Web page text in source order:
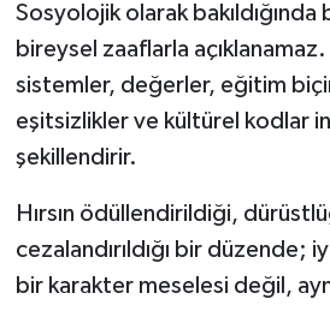
Sosyolojik olarak
bireysel zaaflarla açıklanamaz.
sistemler, değerler, eğitim
eşitsizlikler ve kültürel kodlar
şekillendirir.
Hırsın ödüllendirildiği,
cezalandırıldığı bir düzende;
bir karakter meselesi değil,